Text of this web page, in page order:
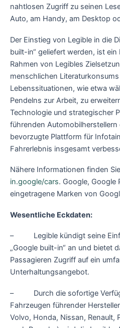
nahtlosen Zugriff zu seinen
Auto, am Handy, am Desktop
Der Einstieg von Legible in die
built-in“ geliefert werden, ist
Rahmen von Legibles
menschlichen
Lebenssituationen, wie etwa
Pendelns zur Arbeit, zu
Technologie und strategischer
führenden Automobilherstellern
bevorzugte Plattform für
Fahrerlebnis insgesamt
Nähere Informationen finden
in.google/cars. Google, Google
eingetragene Marken von
Wesentliche Eckdaten:
– Legible kündigt seine
„Google built-in“ an und bietet
Passagieren Zugriff auf ein
Unterhaltungsangebot.
– Durch die sofortige
Fahrzeugen führender
Volvo, Honda, Nissan, Renault,